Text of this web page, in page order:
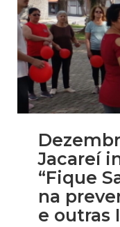
Jacareí
“Fique
na
e outras